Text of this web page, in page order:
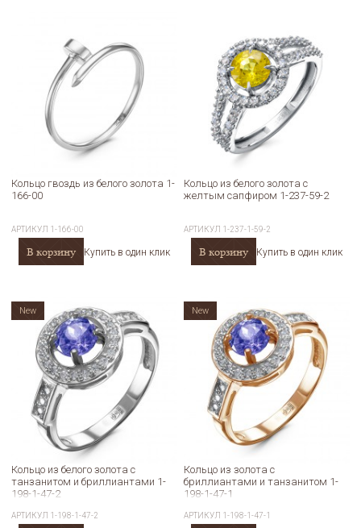
Кольцо гвоздь из белого золота 1-
166-00
АРТИКУЛ 1-166-00
В корзину Купить в один клик
Кольцо из белого золота с
желтым сапфиром 1-237-59-2
АРТИКУЛ 1-237-1-59-2
В корзину Купить в один клик
Кольцо из белого золота с
танзанитом и бриллиантами 1-
198-1-47-2
АРТИКУЛ 1-198-1-47-2
New
Кольцо из золота с
бриллиантами и танзанитом 1-
198-1-47-1
АРТИКУЛ 1-198-1-47-1
New